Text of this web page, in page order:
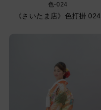
色-024
《さいたま店》色打掛 024